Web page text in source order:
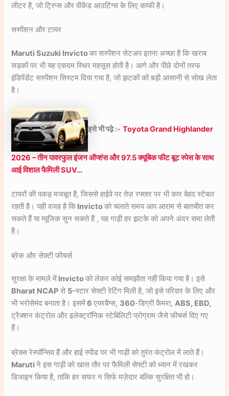
लीटर है, जो ट्रिप्स और वीकेंड आउटिंग्स के लिए काफी है।
सस्पेंशन और टायर
Maruti Suzuki Invictoका सस्पेंशन सेटअप इतना अच्छा है कि खराब
सड़कों पर भी यह एकदम स्थिर महसूस होती है। आगे और पीछे दोनों तरफ
इंडिपेंडेंट सस्पेंशन सिस्टम दिया गया है, जो झटकों को बड़ी आसानी से सोख लेता
है।
इसे भी पढ़े :- Toyota Grand Highlander
2026 – तीन पावरफुल इंजन ऑप्शंस और 97.5 क्यूबिक फीट बूट स्पेस के साथ
आई विशाल फैमिली SUV…
टायरों की पकड़ मजबूत है, जिससे हाईवे पर तेज़ रफ्तार पर भी कार बेहद स्टेबल
रहती है। यही वजह है किInvictoको चलाते समय आप आराम से बातचीत कर
सकते हैं या म्यूजिक सुन सकते हैं , यह गाड़ी हर झटके को अपने अंदर समा लेती
है।
ब्रेक और सेफ़्टी फीचर्स
सुरक्षा के मामले में Invictoको लेकर कोई समझौता नहीं किया गया है। इसे
Bharat NCAP से 5-स्टार सेफ़्टी रेटिंग मिली है, जो इसे परिवार के लिए और
भी भरोसेमंद बनाता है। इसमें6एयरबैग्स, 360-डिग्री कैमरा,ABS, EBD,
ट्रैक्शन कंट्रोल और इलेक्ट्रॉनिक स्टेबिलिटी प्रोग्राम जैसे फीचर्स दिए गए
हैं।
ब्रेक्स रेस्पॉन्सिव हैं और हाई स्पीड पर भी गाड़ी को तुरंत कंट्रोल में लाते हैं।
Marutiने इस गाड़ी को खास तौर पर फैमिली सेफ्टी को ध्यान में रखकर
डिजाइन किया है, ताकि हर सफर न सिर्फ मज़ेदार बल्कि सुरक्षित भी हो।